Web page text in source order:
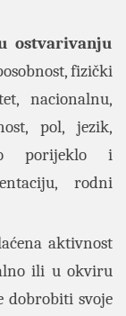
ostvarivanju
fizički
nacionalnu,
pol, jezik,
porijeklo i
rodni
aktivnost
ili u okviru
dobrobiti svoje